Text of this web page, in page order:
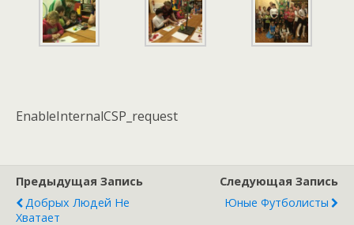
EnableInternalCSP_request
Предыдущая Запись
Добрых Людей Не
Хватает
Следующая Запись
Юные Футболисты